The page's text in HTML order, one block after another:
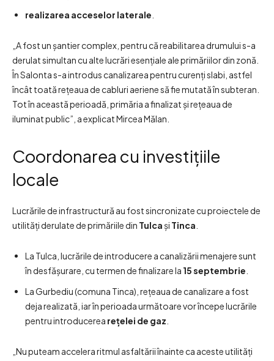
realizarea acceselor laterale
„A fost un șantier complex, pentru că reabilitarea drumului s-a
derulat simultan cu alte lucrări esențiale ale primăriilor din zonă.
În Salonta s-a introdus canalizarea pentru curenți slabi, astfel
încât toată rețeaua de cabluri aeriene să fie mutată în subteran.
Tot în această perioadă, primăria a finalizat și rețeaua de
iluminat public”, a explicat Mircea Mălan.
Coordonarea cu investițiile
locale
Lucrările de infrastructură au fost sincronizate cu proiectele de
utilități derulate de primăriile din Tulcași Tinca
La Tulca, lucrările de introducere a canalizării menajere sunt
în desfășurare, cu termen de finalizare la 15 septembrie
La Gurbediu (comuna Tinca), rețeaua de canalizare a fost
deja realizată, iar în perioada următoare vor începe lucrările
pentru introducerea rețelei de gaz
„Nu puteam accelera ritmul asfaltării înainte ca aceste utilități